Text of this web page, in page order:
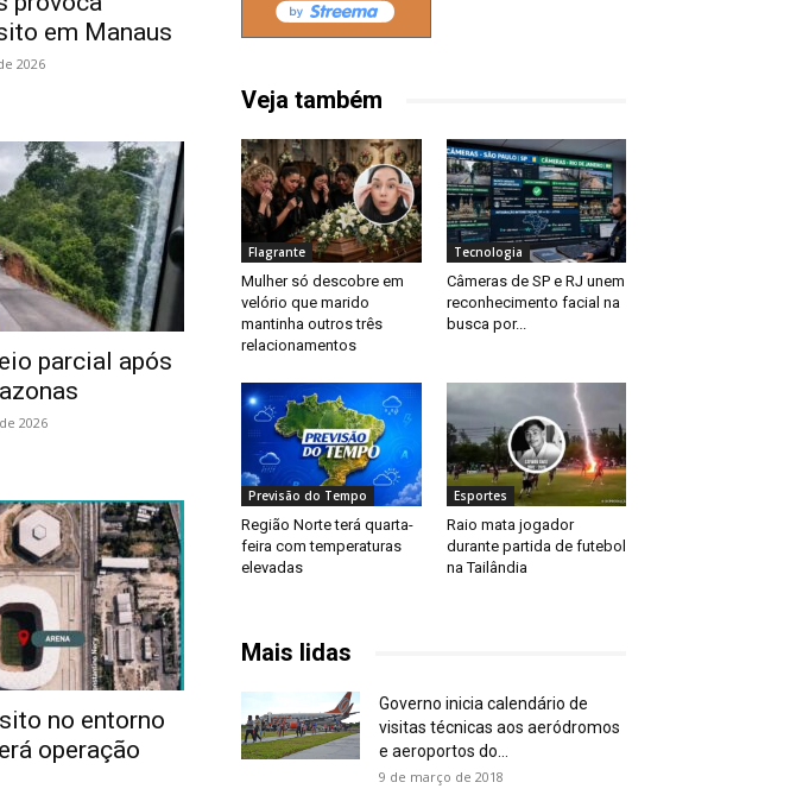
em Manaus
2026
parcial após
2026
no entorno
operação
Veja também
Flagrante
Mulher só descobre em
velório que marido
mantinha outros três
relacionamentos
Tecnologia
Câmeras de SP e RJ unem
reconhecimento facial na
busca por...
Previsão do Tempo
Região Norte terá quarta-
feira com temperaturas
elevadas
Esportes
Raio mata jogador
durante partida de futebol
na Tailândia
Mais lidas
Governo inicia calendário de
visitas técnicas aos aeródromos
e aeroportos do...
9 de março de 2018